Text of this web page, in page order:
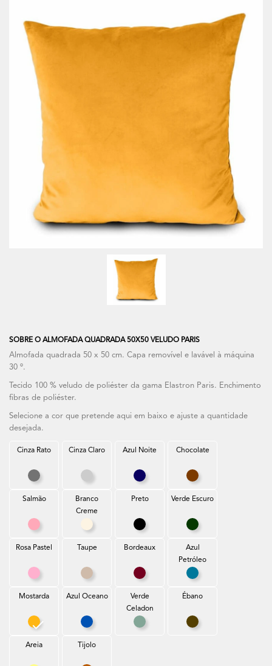
SOBRE O ALMOFADA QUADRADA 50X50 VELUDO PARIS
Almofada quadrada 50 x 50 cm. Capa removível e lavável à máquina
30 º.
Tecido 100 % veludo de poliéster da gama Elastron Paris. Enchimento
fibras de poliéster.
Selecione a cor que pretende aqui em baixo e ajuste a quantidade
desejada.
Cinza Rato
Cinza Rato
Cinza Claro Azul Noite
Azul Noite
Chocolate
Chocolate
Salmão
Salmão
Branco
Creme
Branco Creme
Preto
Preto
Verde Escuro
Verde Escuro
Rosa Pastel
Rosa Pastel
Taupe
Taupe
Bordeaux
Bordeaux
Azul
Petróleo
Azul Petróleo
Mostarda
Mostarda
Azul Oceano
Azul Oceano
Verde
Celadon
Verde Celadon
Ébano
Ébano
Areia Tijolo